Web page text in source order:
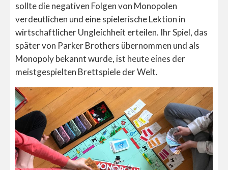
sollte die negativen Folgen von Monopolen
verdeutlichen und eine spielerische Lektion in
wirtschaftlicher Ungleichheit erteilen. Ihr Spiel, das
später von Parker Brothers übernommen und als
Monopoly bekannt wurde, ist heute eines der
meistgespielten Brettspiele der Welt.